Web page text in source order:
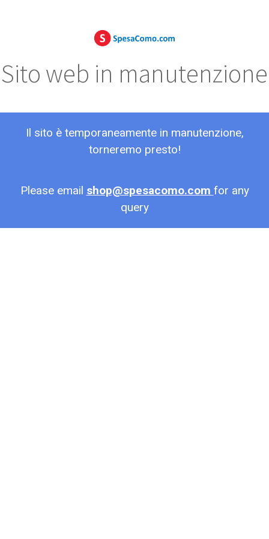
Sito web in manutenzione
Il sito è temporaneamente in manutenzione,
torneremo presto!
Please email shop@spesacomo.com for any
query